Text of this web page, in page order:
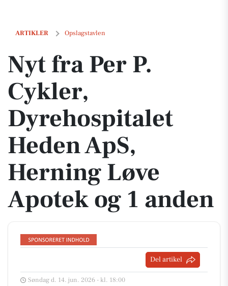
ARTIKLER Opslagstavlen
Nyt fra Per P. Cykler, Dyrehospitalet Heden ApS, Herning Løve
Nyt fra Per P.
Cykler,
Dyrehospitalet
Heden ApS,
Herning Løve
Apotek og 1 anden
Del artikel
Søndag d. 14. jun. 2026 - kl. 18:00